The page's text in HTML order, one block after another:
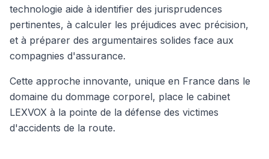
technologie aide à identifier des jurisprudences
pertinentes, à calculer les préjudices avec précision,
et à préparer des argumentaires solides face aux
compagnies d'assurance.
Cette approche innovante, unique en France dans le
domaine du dommage corporel, place le cabinet
LEXVOX à la pointe de la défense des victimes
d'accidents de la route.